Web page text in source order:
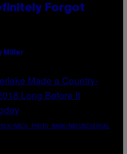
Forgot
Miller
NBCU PHOTO BANK/NBCUNIVERSAL